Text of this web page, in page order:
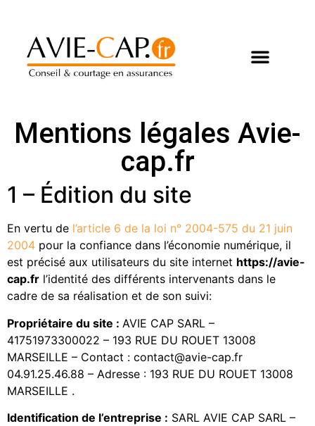
Mentions légales Avie-
cap.fr
1 – Édition du site
En vertu de l’article 6 de la loi n° 2004-575 du 21 juin
2004 pour la confiance dans l’économie numérique, il
est précisé aux utilisateurs du site internet https://avie-
cap.fr l’identité des différents intervenants dans le
cadre de sa réalisation et de son suivi:
Propriétaire du site : AVIE CAP SARL –
41751973300022 – 193 RUE DU ROUET 13008
MARSEILLE – Contact : contact@avie-cap.fr
04.91.25.46.88 – Adresse : 193 RUE DU ROUET 13008
MARSEILLE .
Identification de l’entreprise : SARL AVIE CAP SARL –